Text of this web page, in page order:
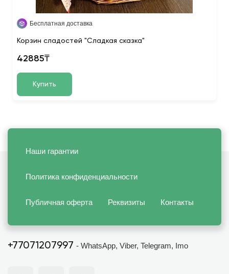
Бесплатная доставка
Корзин сладостей "Сладкая сказка"
42885₸
Купить
Наши гарантии
Политика конфиденциальности
Публичная оферта Реквизиты Контакты
+77071207997 - WhatsApp, Viber, Telegram, Imo